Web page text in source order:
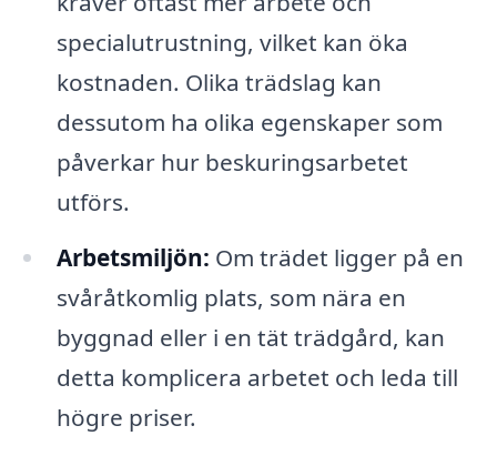
specialutrustning, vilket kan öka
kostnaden. Olika trädslag kan
dessutom ha olika egenskaper som
påverkar hur beskuringsarbetet
utförs.
Arbetsmiljön: Om trädet ligger på en
svåråtkomlig plats, som nära en
byggnad eller i en tät trädgård, kan
detta komplicera arbetet och leda till
högre priser.